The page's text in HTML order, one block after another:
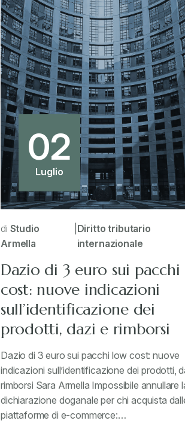
02
Luglio
di Studio
Armella
Diritto tributario
internazionale
Dazio di 3 euro sui pacchi
cost: nuove indicazioni
sull’identificazione dei
prodotti, dazi e rimborsi
Dazio di 3 euro sui pacchi low cost: nuove
indicazioni sull’identificazione dei prodotti,
rimborsi Sara Armella Impossibile annullare
dichiarazione doganale per chi acquista
piattaforme di e-commerce:…